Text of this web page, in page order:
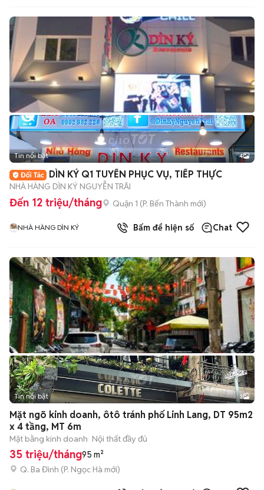
Tin nổi bật 4
DÌN KÝ Q1 TUYỂN PHỤC VỤ, TIẾP THỰC
NHÀ HÀNG DÌN KÝ NGUYỄN TRÃI
Đến 12 triệu/tháng Quận 1 (P. Bến Thành mới)
NHÀ HÀNG DÌN KÝ Bấm để hiện số Chat
Tin nổi bật 3
Mặt ngõ kinh doanh, ôtô tránh phố Linh Lang, DT 95m2
x 4 tầng, MT 6m
Mặt bằng kinh doanh Nội thất đầy đủ
35 triệu/tháng95 m²
Q. Ba Đình (P. Ngọc Hà mới)